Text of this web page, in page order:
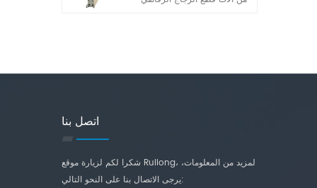
على التكيف ودقة القطع العالية.
اتصل بنا
شكرا لكم لزيارة موقع Ruilong، لمزيد من المعلومات،
يرجى الاتصال بنا على النحو التالي: